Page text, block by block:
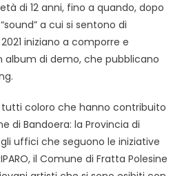
di 12 anni, fino a quando, dopo
a cui si sentono di
iniziano a comporre e
album di demo, che pubblicano
coloro che hanno contribuito
di Bandoera: la Provincia di
uffici che seguono le iniziative
il Comune di Fratta Polesine